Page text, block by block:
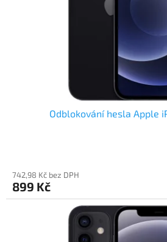
Odblokování hesla Apple
742,98 Kč bez DPH
899 Kč